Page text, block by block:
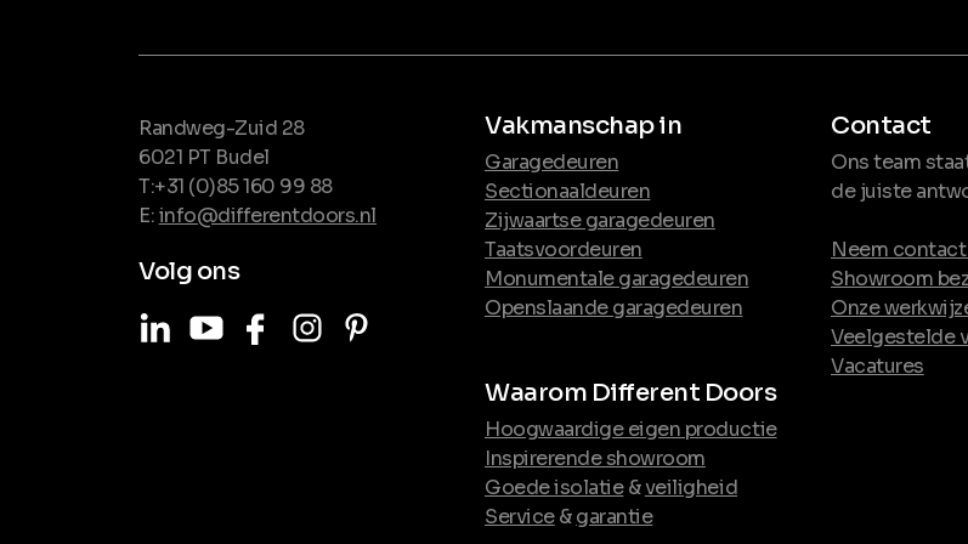
Randweg-Zuid 28
6021 PT Budel
T:+31 (0)85 160 99 88
E:info@differentdoors.nl
Volg ons
LinkedInYoutubeFacebookInstagram
Vakmanschap in
Garagedeuren
Sectionaaldeuren
Zijwaartse garagedeuren
Taatsvoordeuren
Monumentale garagedeuren
Openslaande garagedeuren
Waarom Different Doors
Hoogwaardige eigen productie
Inspirerende showroom
Goede isolatie&veiligheid
Service&garantie
Contact
Ons team
de juiste
Neem
Showroom
Onze
Veelgestelde
Vacatures